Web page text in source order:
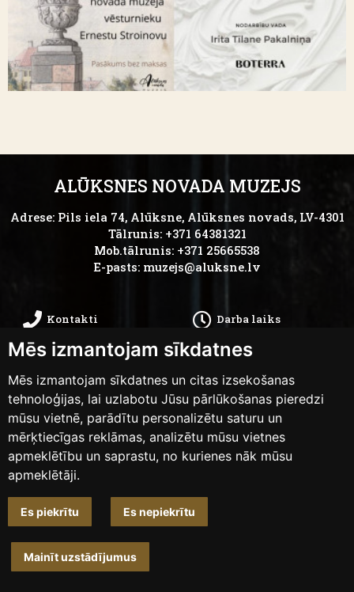
Mēs izmantojam sīkdatnes
Mēs izmantojam sīkdatnes un citas izsekošanas
tehnoloģijas, lai uzlabotu Jūsu pārlūkošanas pieredzi
mūsu vietnē, parādītu personalizētu saturu un
mērķtiecīgas reklāmas, analizētu mūsu vietnes
apmeklētību un saprastu, no kurienes nāk mūsu
apmeklētāji.
Es piekrītu Es nepiekrītu
Mainīt uzstādījumus
ALŪKSNES NOVADA MUZEJS
Adrese: Pils iela 74, Alūksne, Alūksnes novads, LV-4301
Tālrunis: +371 64381321
Mob.tālrunis: +371 25665538
E-pasts: muzejs@aluksne.lv
Kontakti Darba laiks
Kā nokļūt Privātums
Piekļūstamības
paziņojums
Anketas
Dizains un izstrāde